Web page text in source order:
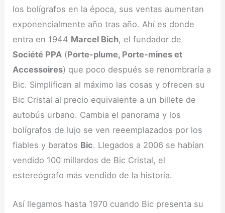
los bolígrafos en la época, sus ventas aumentan
exponencialmente año tras año. Ahí es donde
entra en 1944 Marcel Bich, el fundador de
Société PPA (Porte-plume, Porte-mines et
Accessoires) que poco después se renombraría a
Bic. Simplifican al máximo las cosas y ofrecen su
Bic Cristal al precio equivalente a un billete de
autobús urbano. Cambia el panorama y los
bolígrafos de lujo se ven reeemplazados por los
fiables y baratos Bic. Llegados a 2006 se habían
vendido 100 millardos de Bic Cristal, el
estereógrafo más vendido de la historia.
Así llegamos hasta 1970 cuando Bic presenta su